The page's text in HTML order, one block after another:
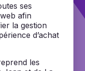
ses
afin
la gestion
d’achat
les